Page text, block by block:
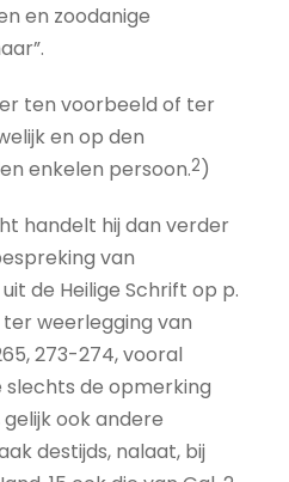
en zoodanige
ten voorbeeld of ter
en op den
enkelen persoon.2)
handelt hij dan verder
van
de Heilige Schrift op p.
weerlegging van
273-274, vooral
slechts de opmerking
ook andere
destijds, nalaat, bij